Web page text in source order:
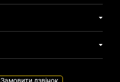
Замовити дзвінок